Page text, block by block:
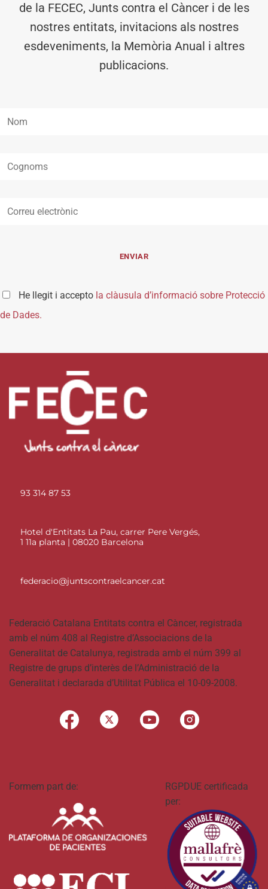
de la FECEC, Junts contra el Càncer i de les
nostres entitats, invitacions als nostres
esdeveniments, la Memòria Anual i altres
publicacions.
He llegit i accepto la clàusula d’informació sobre Protecció
de Dades.
93 314 87 53
Hotel d'Entitats La Pau, carrer Pere Vergés,
1 11a planta | 08020 Barcelona
federacio@juntscontraelcancer.cat
Federació Catalana Entitats contra el Càncer, registrada
amb el núm 408 al Registre d’Associacions de la
Generalitat de Catalunya, registrada amb el núm 399 al
Registre de grups d’interès de l’Administració de la
Generalitat i declarada d’Utilitat Pública el 10-09-2008.
Formem part de:
RGPDUE certificada
per: